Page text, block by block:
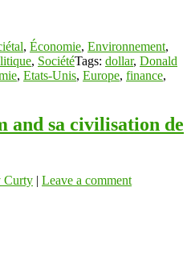
, Économie, Environnement,
, SociétéTags: dollar, Donald
, Etats-Unis, Europe, finance,
and sa civilisation de
Curty | Leave a comment